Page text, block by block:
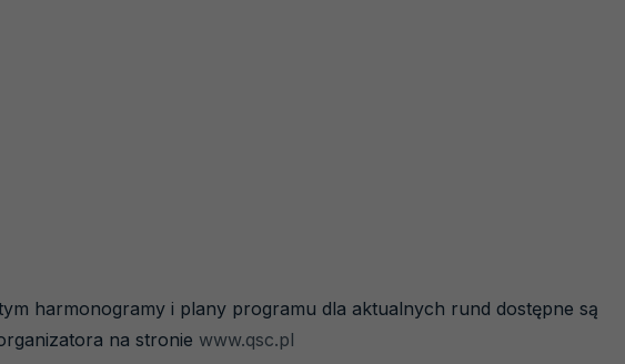
harmonogramy i plany programu dla aktualnych rund dostępne są
na stronie www.qsc.pl